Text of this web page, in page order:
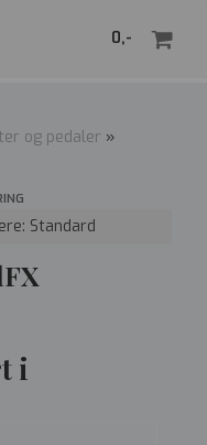
0,-
og pedaler »
i